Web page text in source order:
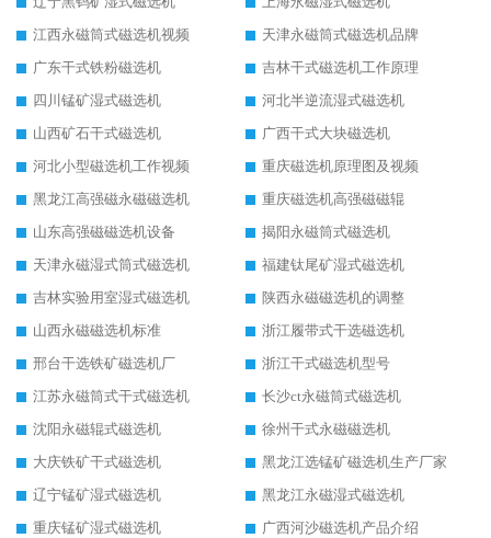
江西永磁筒式磁选机视频
天津永磁筒式磁选机品牌
广东干式铁粉磁选机
吉林干式磁选机工作原理
四川锰矿湿式磁选机
河北半逆流湿式磁选机
山西矿石干式磁选机
广西干式大块磁选机
河北小型磁选机工作视频
重庆磁选机原理图及视频
黑龙江高强磁永磁磁选机
重庆磁选机高强磁磁辊
山东高强磁磁选机设备
揭阳永磁筒式磁选机
天津永磁湿式筒式磁选机
福建钛尾矿湿式磁选机
吉林实验用室湿式磁选机
陕西永磁磁选机的调整
山西永磁磁选机标准
浙江履带式干选磁选机
邢台干选铁矿磁选机厂
浙江干式磁选机型号
江苏永磁筒式干式磁选机
长沙ct永磁筒式磁选机
沈阳永磁辊式磁选机
徐州干式永磁磁选机
大庆铁矿干式磁选机
黑龙江选锰矿磁选机生产厂家
辽宁锰矿湿式磁选机
黑龙江永磁湿式磁选机
重庆锰矿湿式磁选机
广西河沙磁选机产品介绍